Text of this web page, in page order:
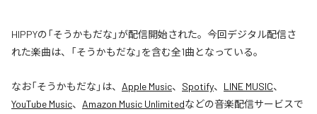
HIPPYの「そうかもだな」が配信開始された。今回デジタル配信さ
れた楽曲は、「そうかもだな」を含む全1曲となっている。
なお「そうかもだな 」は、 Apple Music、 Spotify、 LINE MUSIC、
YouTube Music、 Amazon Music Unlimitedなどの音楽配信サービスで